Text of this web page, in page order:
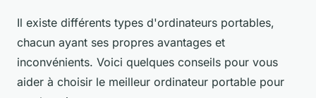
Il existe différents types d'ordinateurs portables,
chacun ayant ses propres avantages et
inconvénients. Voici quelques conseils pour vous
aider à choisir le meilleur ordinateur portable pour